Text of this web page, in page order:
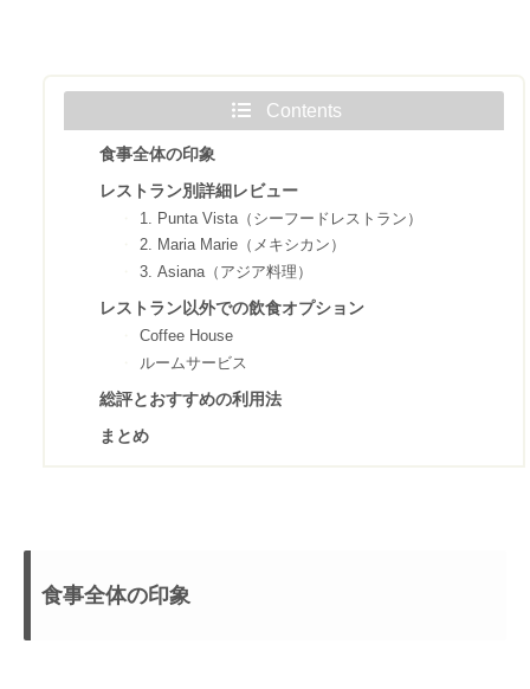
Contents
食事全体の印象
レストラン別詳細レビュー
1. Punta Vista（シーフードレストラン）
2. Maria Marie（メキシカン）
3. Asiana（アジア料理）
レストラン以外での飲食オプション
Coffee House
ルームサービス
総評とおすすめの利用法
まとめ
食事全体の印象